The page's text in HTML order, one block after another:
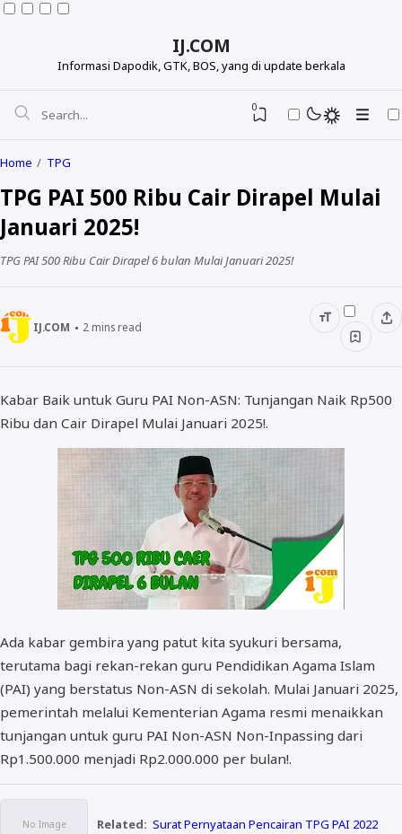
IJ.COM
Informasi Dapodik, GTK, BOS, yang di update berkala
BOS dan PIP
0
Home TPG
TPG PAI 500 Ribu Cair Dirapel Mulai
Januari 2025!
TPG PAI 500 Ribu Cair Dirapel 6 bulan Mulai Januari 2025!
IJ.COM 2 mins read
Kabar Baik untuk Guru PAI Non-ASN: Tunjangan Naik Rp500
Ribu dan Cair Dirapel Mulai Januari 2025!.
Ada kabar gembira yang patut kita syukuri bersama,
terutama bagi rekan-rekan guru Pendidikan Agama Islam
(PAI) yang berstatus Non-ASN di sekolah. Mulai Januari 2025,
pemerintah melalui Kementerian Agama resmi menaikkan
tunjangan untuk guru PAI Non-ASN Non-Inpassing dari
Rp1.500.000 menjadi Rp2.000.000 per bulan!.
Related: Surat Pernyataan Pencairan TPG PAI 2022